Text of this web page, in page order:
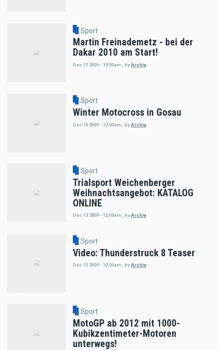
Sport
Martin Freinademetz - bei der
Dakar 2010 am Start!
Dec 15 2009 - 12:00am byArchiv
Sport
Winter Motocross in Gosau
Dec 14 2009 - 12:00am byArchiv
Sport
Trialsport Weichenberger
Weihnachtsangebot: KATALOG
ONLINE
Dec 13 2009 - 12:00am , byArchiv
Sport
Video: Thunderstruck 8 Teaser
Dec 13 2009 - 12:00am byArchiv
Sport
MotoGP ab 2012 mit 1000-
Kubikzentimeter-Motoren
unterwegs!